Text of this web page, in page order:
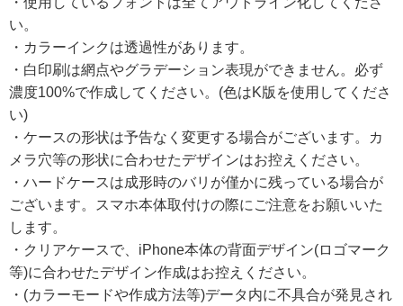
い。
・カラーインクは透過性があります。
・白印刷は網点やグラデーション表現ができません。必ず
濃度100%で作成してください。(色はK版を使用してくださ
い)
・ケースの形状は予告なく変更する場合がございます。カ
メラ穴等の形状に合わせたデザインはお控えください。
・ハードケースは成形時のバリが僅かに残っている場合が
ございます。スマホ本体取付けの際にご注意をお願いいた
します。
・クリアケースで、iPhone本体の背面デザイン(ロゴマーク
等)に合わせたデザイン作成はお控えください。
・(カラーモードや作成方法等)データ内に不具合が発見され